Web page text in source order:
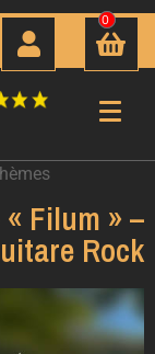
0
Filum » –
Rock